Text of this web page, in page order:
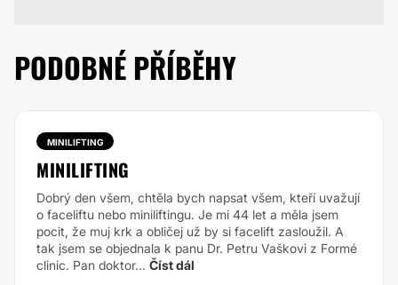
PODOBNÉ PŘÍBĚHY
MINILIFTING
MINILIFTING
Dobrý den všem, chtěla bych napsat všem, kteří uvažují
o faceliftu nebo miniliftingu. Je mi 44 let a měla jsem
pocit, že muj krk a obličej už by si facelift zasloužil. A
tak jsem se objednala k panu Dr. Petru Vaškovi z Formé
clinic. Pan doktor... Číst dál